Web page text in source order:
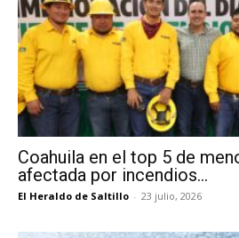
Coahuila en el top 5 de
afectada por incendios...
El Heraldo de Saltillo - 23 julio, 2026